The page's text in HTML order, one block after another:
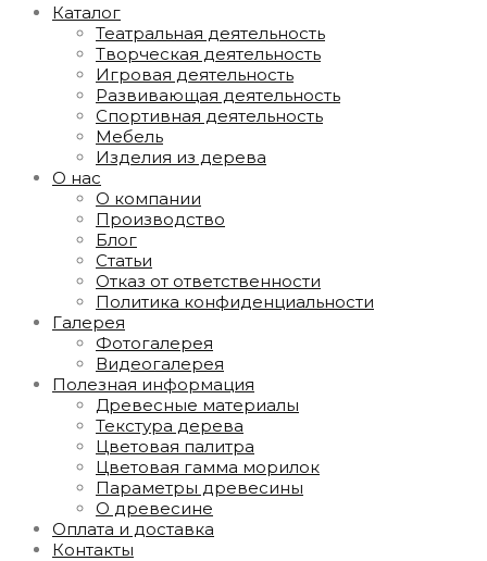
Каталог
Театральная деятельность
Творческая деятельность
Игровая деятельность
Развивающая деятельность
Спортивная деятельность
Мебель
Изделия из дерева
О нас
О компании
Производство
Блог
Статьи
Отказ от ответственности
Политика конфиденциальности
Галерея
Фотогалерея
Видеогалерея
Полезная информация
Древесные материалы
Текстура дерева
Цветовая палитра
Цветовая гамма морилок
Параметры древесины
О древесине
Оплата и доставка
Контакты